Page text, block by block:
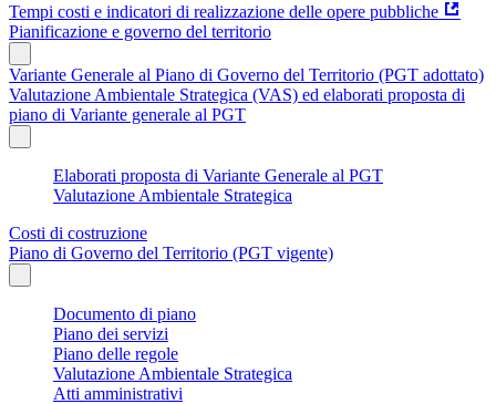
Tempi costi e indicatori di realizzazione delle opere pubbliche
Pianificazione e governo del territorio
Variante Generale al Piano di Governo del Territorio (PGT adottato)
Valutazione Ambientale Strategica (VAS) ed elaborati proposta di
piano di Variante generale al PGT
Elaborati proposta di Variante Generale al PGT
Valutazione Ambientale Strategica
Costi di costruzione
Piano di Governo del Territorio (PGT vigente)
Documento di piano
Piano dei servizi
Piano delle regole
Valutazione Ambientale Strategica
Atti amministrativi